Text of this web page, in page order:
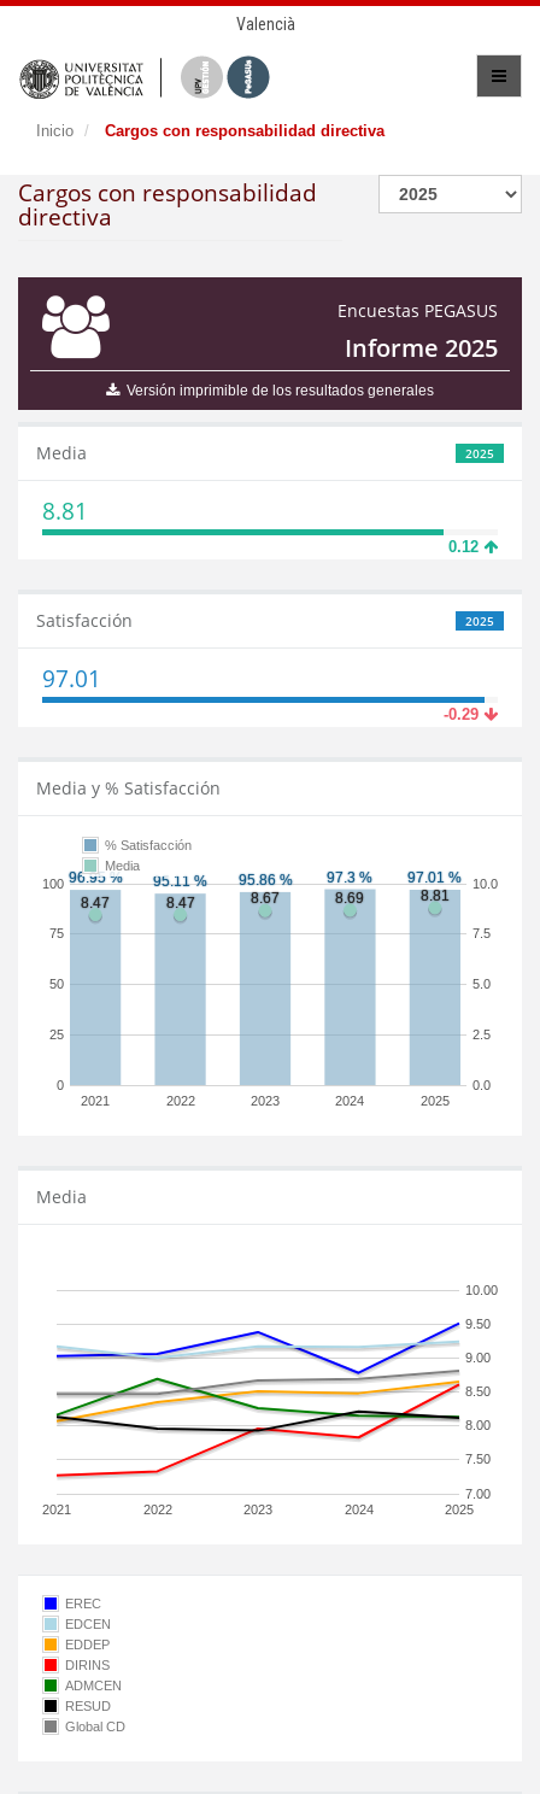
Valencià
Inicio Cargos con responsabilidad directiva
Cargos con responsabilidad
directiva
Encuestas PEGASUS
Informe 2025
Versión imprimible de los resultados generales
2025
Media
8.81
0.12
2025
Satisfacción
97.01
-0.29
Media y % Satisfacción
2021 2022 2023 2024 2025
0
25
50
75
100
0.0
2.5
5.0
7.5
10.0
% Satisfacción
Media
Media
2021 2022 2023 2024 2025
7.00
7.50
8.00
8.50
9.00
9.50
10.00
EREC
EDCEN
EDDEP
DIRINS
ADMCEN
RESUD
Global CD